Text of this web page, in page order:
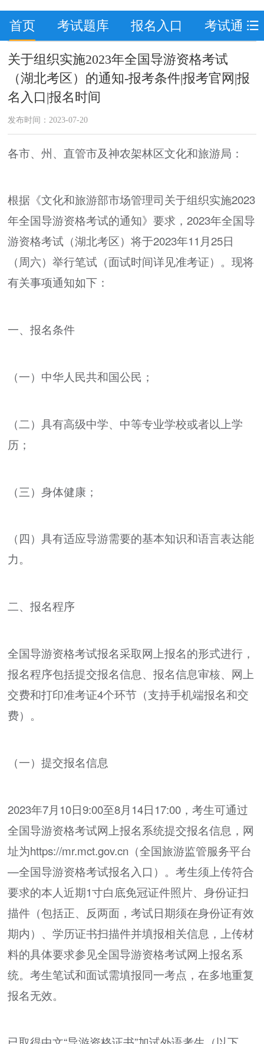
首页 考试题库 报名入口 考试通知
关于组织实施2023年全国导游资格考试
（湖北考区）的通知-报考条件|报考官网|报
名入口|报名时间
发布时间：2023-07-20
各市、州、直管市及神农架林区文化和旅游局：
根据《文化和旅游部市场管理司关于组织实施2023
年全国导游资格考试的通知》要求，2023年全国导
游资格考试（湖北考区）将于2023年11月25日
（周六）举行笔试（面试时间详见准考证）。现将
有关事项通知如下：
一、报名条件
（一）中华人民共和国公民；
（二）具有高级中学、中等专业学校或者以上学
历；
（三）身体健康；
（四）具有适应导游需要的基本知识和语言表达能
力。
二、报名程序
全国导游资格考试报名采取网上报名的形式进行，
报名程序包括提交报名信息、报名信息审核、网上
交费和打印准考证4个环节（支持手机端报名和交
费）。
（一）提交报名信息
2023年7月10日9:00至8月14日17:00，考生可通过
全国导游资格考试网上报名系统提交报名信息，网
址为https://mr.mct.gov.cn（全国旅游监管服务平台
—全国导游资格考试报名入口）。考生须上传符合
要求的本人近期1寸白底免冠证件照片、身份证扫
描件（包括正、反两面，考试日期须在身份证有效
期内）、学历证书扫描件并填报相关信息，上传材
料的具体要求参见全国导游资格考试网上报名系
统。考生笔试和面试需填报同一考点，在多地重复
报名无效。